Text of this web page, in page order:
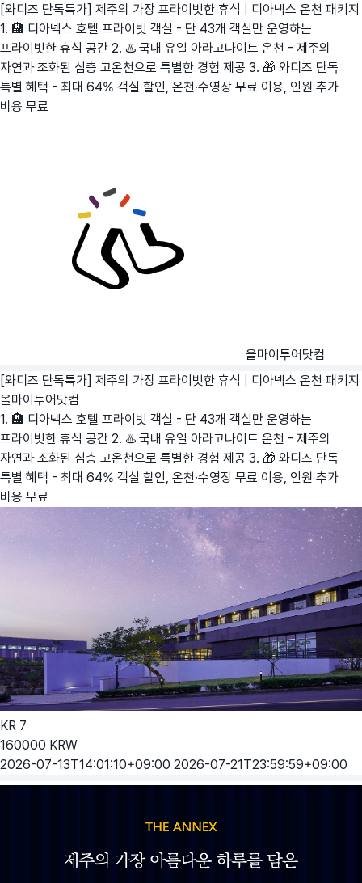
[와디즈 단독특가] 제주의 가장 프라이빗한 휴식 | 디아넥스 온천 패키지
1. 🏨 디아넥스 호텔 프라이빗 객실 - 단 43개 객실만 운영하는
프라이빗한 휴식 공간 2. ♨️ 국내 유일 아라고나이트 온천 - 제주의
자연과 조화된 심층 고온천으로 특별한 경험 제공 3. 🎁 와디즈 단독
특별 혜택 - 최대 64% 객실 할인, 온천·수영장 무료 이용, 인원 추가
비용 무료
올마이투어닷컴
[와디즈 단독특가] 제주의 가장 프라이빗한 휴식 | 디아넥스 온천 패키지
올마이투어닷컴
1. 🏨 디아넥스 호텔 프라이빗 객실 - 단 43개 객실만 운영하는
프라이빗한 휴식 공간 2. ♨️ 국내 유일 아라고나이트 온천 - 제주의
자연과 조화된 심층 고온천으로 특별한 경험 제공 3. 🎁 와디즈 단독
특별 혜택 - 최대 64% 객실 할인, 온천·수영장 무료 이용, 인원 추가
비용 무료
KR 7
160000 KRW
2026-07-13T14:01:10+09:00 2026-07-21T23:59:59+09:00